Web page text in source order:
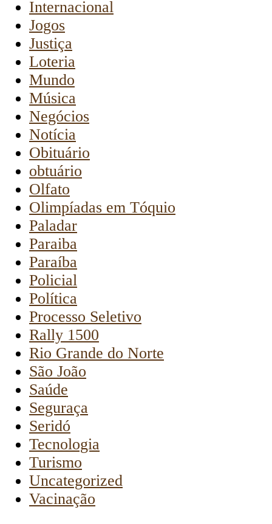
Internacional
Jogos
Justiça
Loteria
Mundo
Música
Negócios
Notícia
Obituário
obtuário
Olfato
Olimpíadas em Tóquio
Paladar
Paraiba
Paraíba
Policial
Política
Processo Seletivo
Rally 1500
Rio Grande do Norte
São João
Saúde
Seguraça
Seridó
Tecnologia
Turismo
Uncategorized
Vacinação